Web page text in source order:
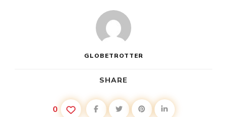
GLOBETROTTER
SHARE
0